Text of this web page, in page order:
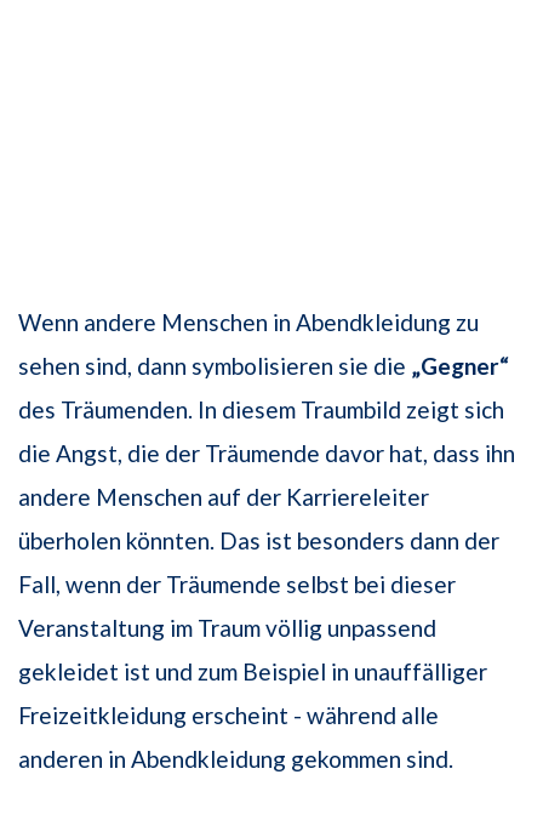
Wenn andere Menschen in Abendkleidung zu
sehen sind, dann symbolisieren sie die „Gegner“
des Träumenden. In diesem Traumbild zeigt sich
die Angst, die der Träumende davor hat, dass ihn
andere Menschen auf der Karriereleiter
überholen könnten. Das ist besonders dann der
Fall, wenn der Träumende selbst bei dieser
Veranstaltung im Traum völlig unpassend
gekleidet ist und zum Beispiel in unauffälliger
Freizeitkleidung erscheint - während alle
anderen in Abendkleidung gekommen sind.